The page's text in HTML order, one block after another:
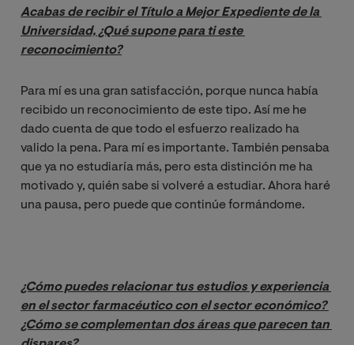
Acabas de recibir el Título a Mejor Expediente de la
Universidad, ¿Qué supone para ti este
reconocimiento?
Para mí es una gran satisfacción, porque nunca había
recibido un reconocimiento de este tipo. Así me he
dado cuenta de que todo el esfuerzo realizado ha
valido la pena. Para mí es importante. También pensaba
que ya no estudiaría más, pero esta distinción me ha
motivado y, quién sabe si volveré a estudiar. Ahora haré
una pausa, pero puede que continúe formándome.
¿Cómo puedes relacionar tus estudios y experiencia
en el sector farmacéutico con el sector económico?
¿Cómo se complementan dos áreas que parecen tan